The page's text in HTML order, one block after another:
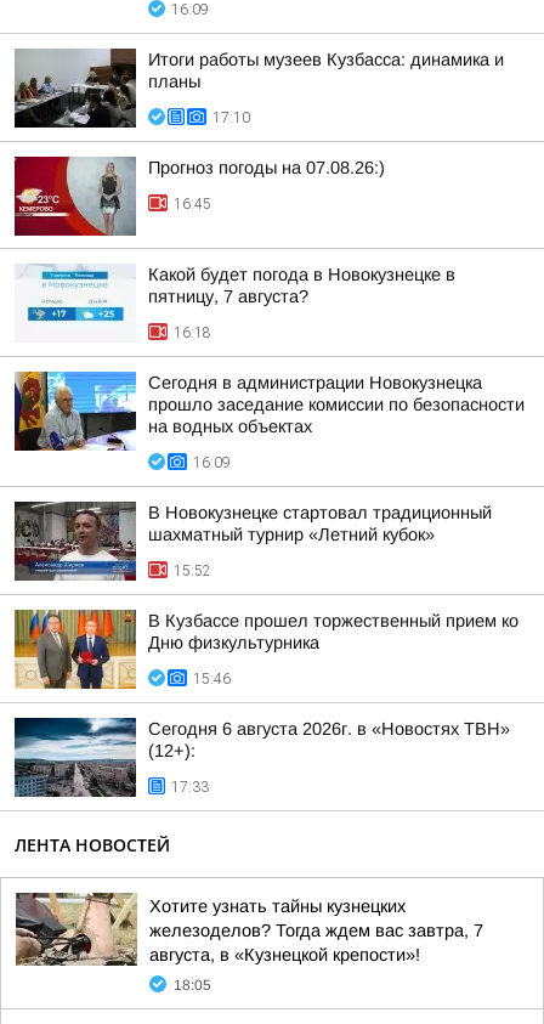
16:09
Итоги работы музеев Кузбасса: динамика и
планы
17:10
Прогноз погоды на 07.08.26:)
16:45
Какой будет погода в Новокузнецке в
пятницу, 7 августа?
16:18
Сегодня в администрации Новокузнецка
прошло заседание комиссии по безопасности
на водных объектах
16:09
В Новокузнецке стартовал традиционный
шахматный турнир «Летний кубок»
15:52
В Кузбассе прошел торжественный прием ко
Дню физкультурника
15:46
Сегодня 6 августа 2026г. в «Новостях ТВН»
(12+):
17:33
ЛЕНТА НОВОСТЕЙ
Хотите узнать тайны кузнецких
железоделов? Тогда ждем вас завтра, 7
августа, в «Кузнецкой крепости»!
18:05